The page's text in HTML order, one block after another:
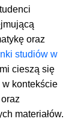
oraz
studiów w
cieszą się
kontekście
materiałów.